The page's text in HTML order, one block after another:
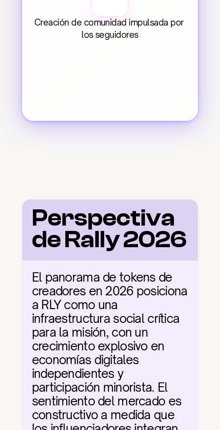
Creación de comunidad impulsada por
los seguidores
Perspectiva
de Rally 2026
El panorama de tokens de
creadores en 2026 posiciona
a RLY como una
infraestructura social crítica
para la misión, con un
crecimiento explosivo en
economías digitales
independientes y
participación minorista. El
sentimiento del mercado es
constructivo a medida que